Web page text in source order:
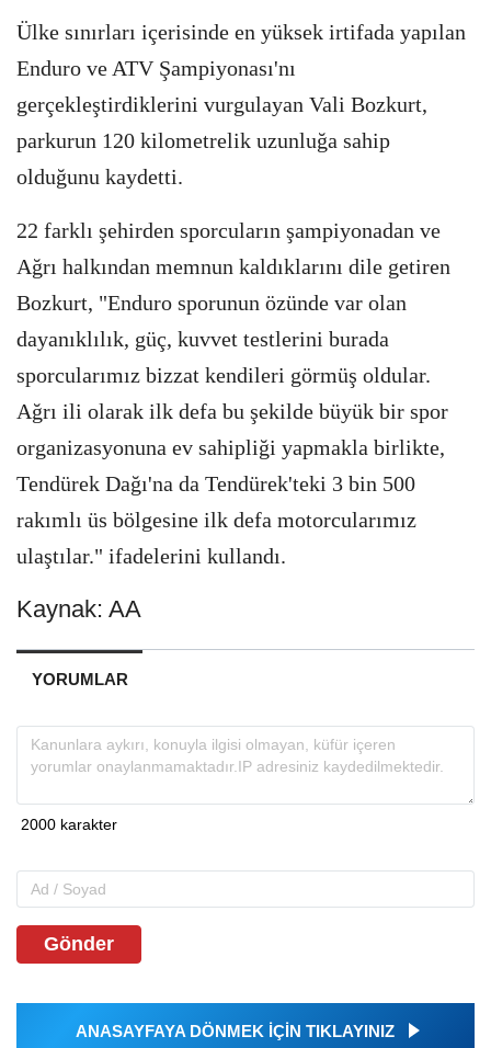
Ülke sınırları içerisinde en yüksek irtifada yapılan
Enduro ve ATV Şampiyonası'nı
gerçekleştirdiklerini vurgulayan Vali Bozkurt,
parkurun 120 kilometrelik uzunluğa sahip
olduğunu kaydetti.
22 farklı şehirden sporcuların şampiyonadan ve
Ağrı halkından memnun kaldıklarını dile getiren
Bozkurt, "Enduro sporunun özünde var olan
dayanıklılık, güç, kuvvet testlerini burada
sporcularımız bizzat kendileri görmüş oldular.
Ağrı ili olarak ilk defa bu şekilde büyük bir spor
organizasyonuna ev sahipliği yapmakla birlikte,
Tendürek Dağı'na da Tendürek'teki 3 bin 500
rakımlı üs bölgesine ilk defa motorcularımız
ulaştılar." ifadelerini kullandı.
Kaynak: AA
YORUMLAR
Gönder
ANASAYFAYA DÖNMEK İÇİN TIKLAYINIZ